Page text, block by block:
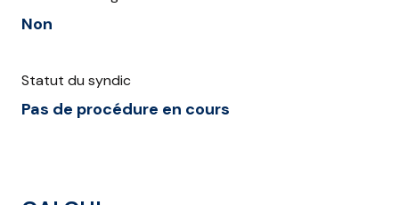
Non
Statut du syndic
Pas de procédure en cours